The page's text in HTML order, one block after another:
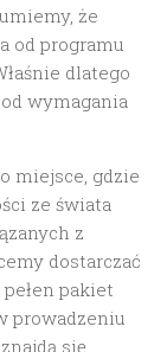
że
od programu
dlatego
wymagania
miejsce, gdzie
ze świata
z
dostarczać
pakiet
prowadzeniu
się